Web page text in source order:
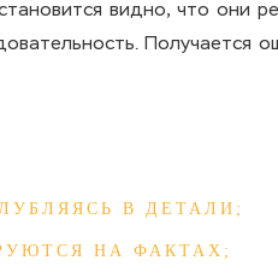
видно, что они
Получается
В ДЕТАЛИ;
НА ФАКТАХ;